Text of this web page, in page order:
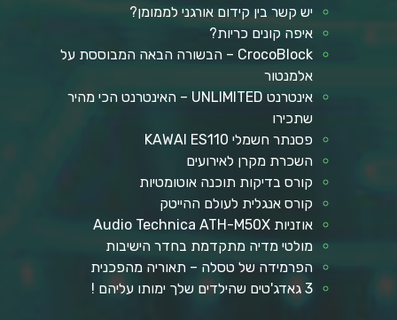
יש קשר בין קידום אורגני לממומן?
איפה קונים כריות?
CrocoBlock – הבשורה הבאה המבוססת על
אלמנטור
אינטרנט UNLIMITED – האינטרנט הכי מהיר
שתכירו
פסנתר חשמלי KAWAI ES110
השכרת מקרן לאירועים
קורס בדיקות תוכנה אוטומטיות
קורס אנגלית לעולם ההייטק
אוזניות Audio Technica ATH-M50X
מולטי מדיה מתקדמת בחדר הישיבות
הפרמידה של טסלה – תאוריה מהפכנית
3 גאדג'טים שהילדים שלך ימותו עליהם !